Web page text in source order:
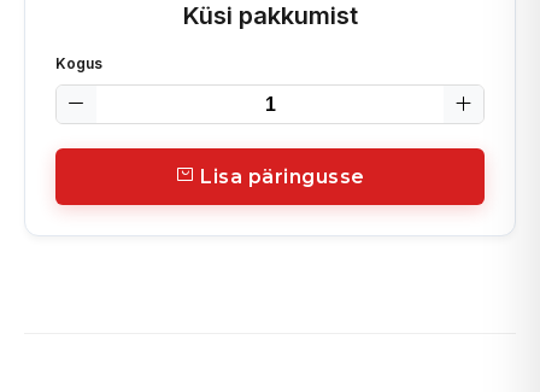
Küsi pakkumist
Kogus
Lisa päringusse